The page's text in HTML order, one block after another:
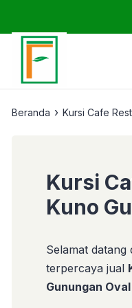
Beranda › Kursi Cafe
Kursi
Kuno
Selamat datang
terpercaya jual
Gunungan Oval